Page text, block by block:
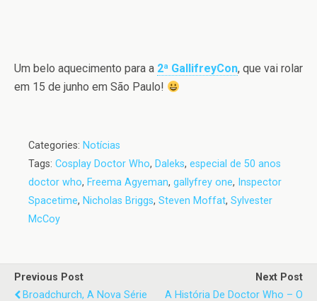
Um belo aquecimento para a 2ª GallifreyCon, que vai rolar
em 15 de junho em São Paulo!
Categories: Notícias
Tags: Cosplay Doctor Who, Daleks, especial de 50 anos
doctor who, Freema Agyeman, gallyfrey one, Inspector
Spacetime, Nicholas Briggs, Steven Moffat, Sylvester
McCoy
Previous Post
Broadchurch, A Nova Série
Next Post
A História De Doctor Who – O